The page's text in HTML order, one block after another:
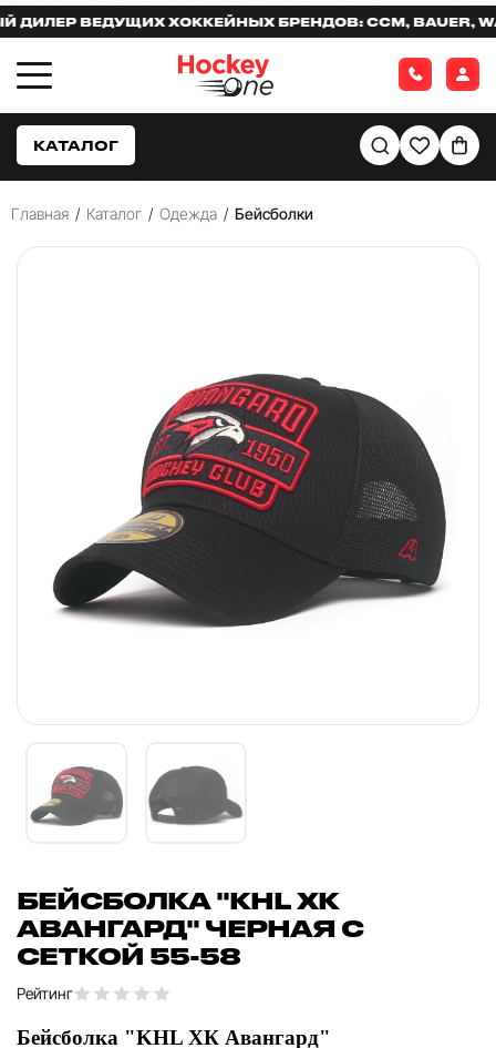
ВЕДУЩИХ ХОККЕЙНЫХ БРЕНДОВ: CCM, BAUER,
КАТАЛОГ
Главная / Каталог / Одежда / Бейсболки
БЕЙСБОЛКА "KHL ХК
АВАНГАРД" ЧЕРНАЯ С
СЕТКОЙ 55-58
Рейтинг
Бейсболка "KHL ХК Авангард"